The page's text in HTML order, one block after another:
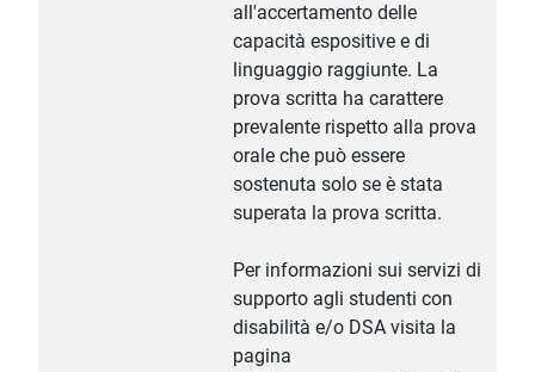
all'accertamento delle
capacità espositive e di
linguaggio raggiunte. La
prova scritta ha carattere
prevalente rispetto alla prova
orale che può essere
sostenuta solo se è stata
superata la prova scritta.
Per informazioni sui servizi di
supporto agli studenti con
disabilità e/o DSA visita la
pagina